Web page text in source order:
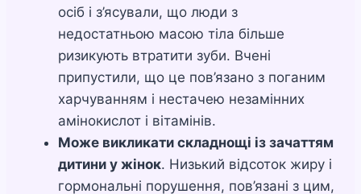
осіб і з’ясували, що люди з
недостатньою масою тіла більше
ризикують втратити зуби. Вчені
припустили, що це пов’язано з поганим
харчуванням і нестачею незамінних
амінокислот і вітамінів.
Може викликати складнощі із зачаттям
дитини у жінок. Низький відсоток жиру і
гормональні порушення, пов’язані з цим,